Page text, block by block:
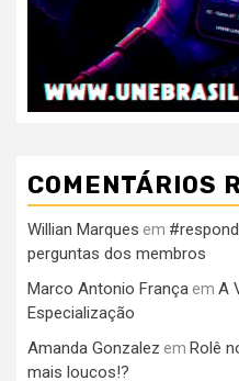
COMENTÁRIOS
Willian Marques em
perguntas dos membros
Marco Antonio França em A
Especialização
Amanda Gonzalez em Rolê
mais loucos!?